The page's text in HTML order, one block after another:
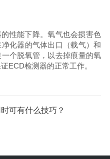
性能下降。氧气也会损害色
化器的气体出口（载气）和
个脱氧管，以去掉痕量的氧
ECD检测器的正常工作。
可有什么技巧？